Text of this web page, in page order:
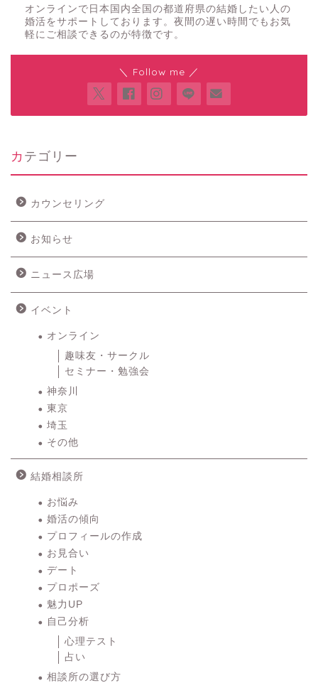
オンラインで日本国内全国の都道府県の結婚したい人の
婚活をサポートしております。夜間の遅い時間でもお気
軽にご相談できるのが特徴です。
＼ Follow me ／
カテゴリー
カウンセリング
お知らせ
ニュース広場
イベント
オンライン
趣味友・サークル
セミナー・勉強会
神奈川
東京
埼玉
その他
結婚相談所
お悩み
婚活の傾向
プロフィールの作成
お見合い
デート
プロポーズ
魅力UP
自己分析
心理テスト
占い
相談所の選び方